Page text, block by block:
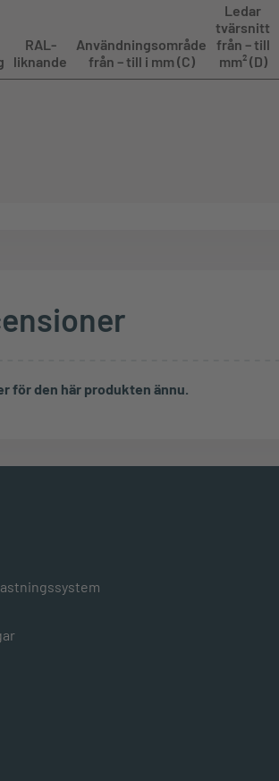
RAL-
liknande
Användningsområde
från – till i mm (C)
Ledar
tvärsnitt
från – till
mm² (D)
för den här produkten ännu.